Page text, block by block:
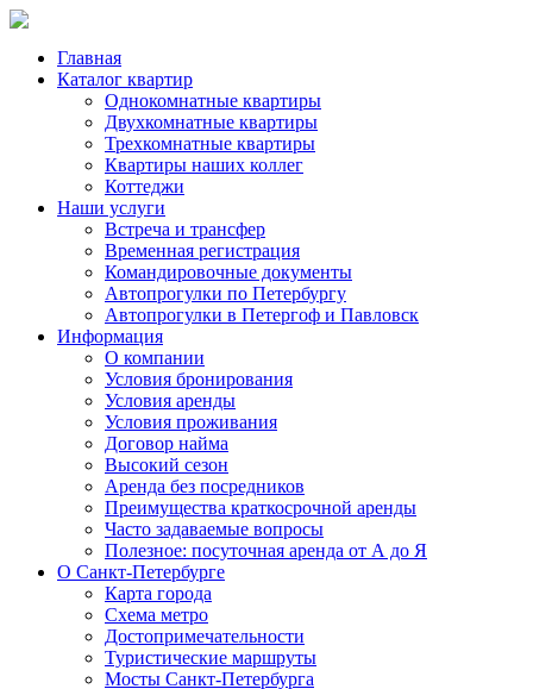
Главная
Каталог квартир
Однокомнатные квартиры
Двухкомнатные квартиры
Трехкомнатные квартиры
Квартиры наших коллег
Коттеджи
Наши услуги
Встреча и трансфер
Временная регистрация
Командировочные документы
Автопрогулки по Петербургу
Автопрогулки в Петергоф и Павловск
Информация
О компании
Условия бронирования
Условия аренды
Условия проживания
Договор найма
Высокий сезон
Аренда без посредников
Преимущества краткосрочной аренды
Часто задаваемые вопросы
Полезное: посуточная аренда от А до Я
О Санкт-Петербурге
Карта города
Схема метро
Достопримечательности
Туристические маршруты
Мосты Санкт-Петербурга